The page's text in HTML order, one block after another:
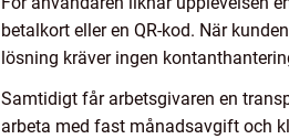
betalkort eller en QR-kod. När
lösning kräver ingen
Samtidigt får arbetsgivaren en
arbeta med fast månadsavgift och